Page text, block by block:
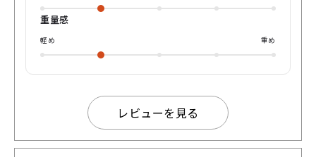
重量感
軽め 重め
レビューを見る